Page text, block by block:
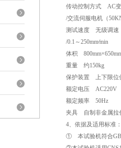
传动控制方式 AC
/交流伺服电机（
测试速度 无级调速
/0.1～250mm∕min
体积
重量 约150kg
保护装置 上下限位
额定电压 AC220V
额定频率 50Hz
夹具 自制非金属拉
4、依据及适用标准：
① 本试验机符合GB/